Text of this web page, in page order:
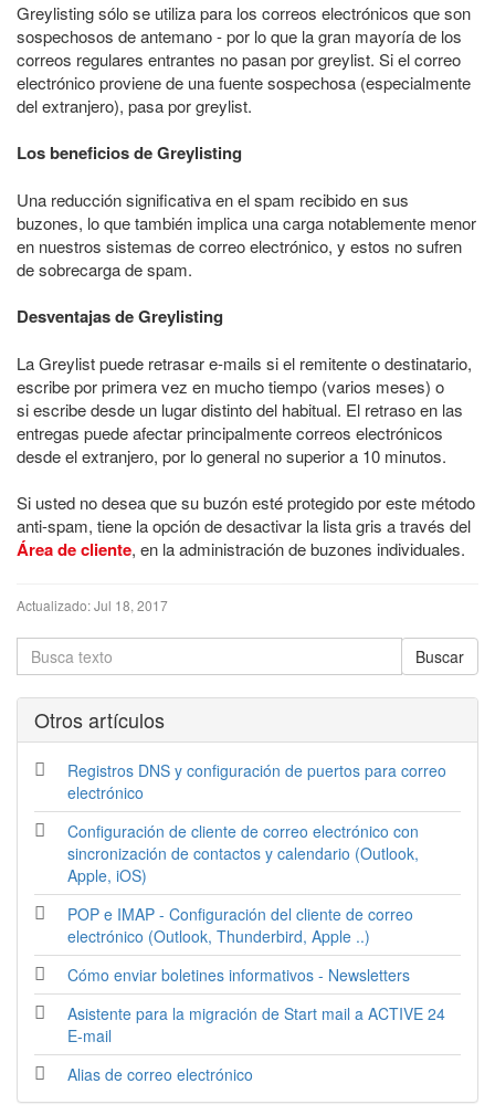
Greylisting sólo se utiliza para los correos electrónicos que son
sospechosos de antemano - por lo que la gran mayoría de los
correos regulares entrantes no pasan por greylist. Si el correo
electrónico proviene de una fuente sospechosa (especialmente
del extranjero), pasa por greylist.
Los beneficios de Greylisting
Una reducción significativa en el spam recibido en sus
buzones, lo que también implica una carga notablemente menor
en nuestros sistemas de correo electrónico, y estos no sufren
de sobrecarga de spam.
Desventajas de Greylisting
La Greylist puede retrasar e-mails si el remitente o destinatario,
escribe por primera vez en mucho tiempo (varios meses) o
si escribe desde un lugar distinto del habitual. El retraso en las
entregas puede afectar principalmente correos electrónicos
desde el extranjero, por lo general no superior a 10 minutos.
Si usted no desea que su buzón esté protegido por este método
anti-spam, tiene la opción de desactivar la lista gris a través del
Área de cliente, en la administración de buzones individuales.
Actualizado:Jul 18, 2017
Otros artí­culos
Registros DNS y configuración de puertos para correo
electrónico
Configuración de cliente de correo electrónico con
sincronización de contactos y calendario (Outlook,
Apple, iOS)
POP e IMAP - Configuración del cliente de correo
electrónico (Outlook, Thunderbird, Apple ..)
Cómo enviar boletines informativos - Newsletters
Asistente para la migración de Start mail a ACTIVE 24
E-mail
Alias de correo electrónico